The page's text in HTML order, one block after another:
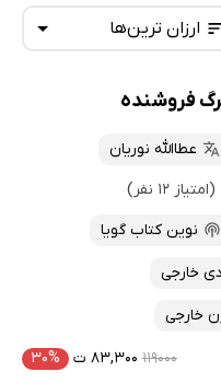
ارزان ترین‌ها
تازه‌ها
داغ‌ترین‌ها
پرفروش‌ها
پربحث‌ها
ارزان ترین‌ها
فروشنده
عطاالله نوریان
(امتیاز ۱۲ نفر)
نوین کتاب گویا
خارجی
خارجی
۱۱۹۰۰۰ ۸۳,۳۰۰ ت ۳۰%